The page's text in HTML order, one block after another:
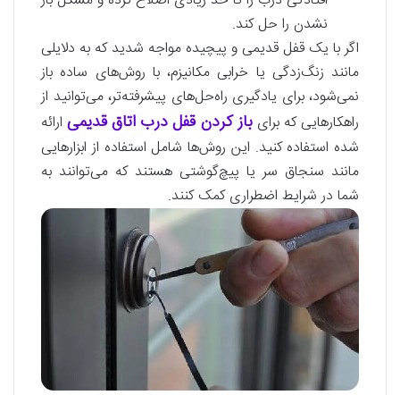
نشدن را حل کند.
اگر با یک قفل قدیمی و پیچیده مواجه شدید که به دلایلی
مانند زنگ‌زدگی یا خرابی مکانیزم، با روش‌های ساده باز
نمی‌شود، برای یادگیری راه‌حل‌های پیشرفته‌تر، می‌توانید از
راهکارهایی که برایباز کردن قفل درب اتاق قدیمیارائه
شده استفاده کنید. این روش‌ها شامل استفاده از ابزارهایی
مانند سنجاق سر یا پیچ‌گوشتی هستند که می‌توانند به
شما در شرایط اضطراری کمک کنند.